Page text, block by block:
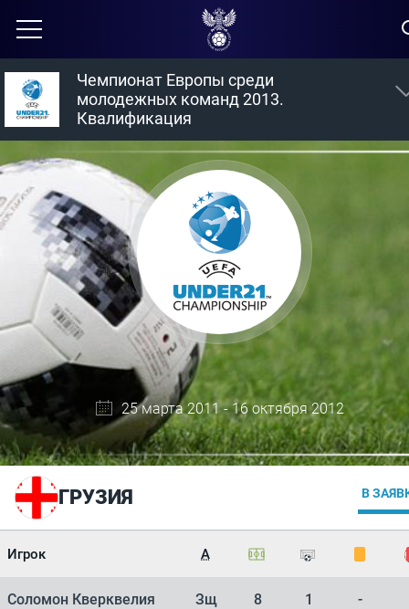
Чемпионат Европы среди
молодежных команд 2013.
Квалификация
25 марта 2011 - 16 октября 2012
ГРУЗИЯ В
Игрок А
Соломон Кверквелия Зщ 8 1 -